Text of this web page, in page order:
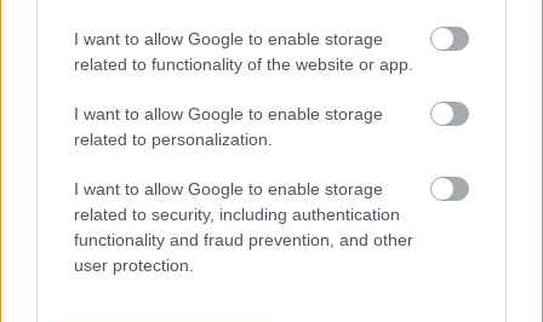
I want to allow Google to enable storage
related to functionality of the website or app.
I want to allow Google to enable storage
related to personalization.
I want to allow Google to enable storage
related to security, including authentication
functionality and fraud prevention, and other
user protection.
után egyébként felmerültek más aggodalmak is. A
videókban felbukkantak láthatóan modolt
karaktermodellek, melyek erős szemöldökráncolást
váltottak ki a rajongókból. Az Aspyr ezekkel
véletlenül kerültek a trailerekbe, és a végleges verzióban
nem lesz olyan tartalom, ami névtelen rajongók
munkájából származna.